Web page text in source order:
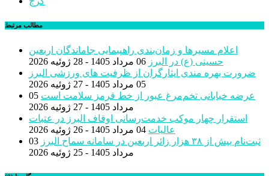
مطالب مرتبط
اعلام مسیرها و زمان‌بندی راهپیمایی جاماندگان اربعین
حسینی (ع) در البرز 06 مرداد 1405 - 28 ژوئیه 2026
ضرورت بهره مندی ایثارگران از ظرفیت های ورزشی البرز
05 مرداد 1405 - 27 ژوئیه 2026
عرضه خیابانی تخم‌مرغ عبور از خط قرمز سلامت است 05
مرداد 1405 - 27 ژوئیه 2026
استقرار چهار موکب خدمت‌رسانی اوقاف البرز در عتبات
عالیات 04 مرداد 1405 - 26 ژوئیه 2026
ثبت‌نام بیش از ٣٨ هزار زائر اربعین در سامانه سماح البرز
03
مرداد 1405 - 25 ژوئیه 2026